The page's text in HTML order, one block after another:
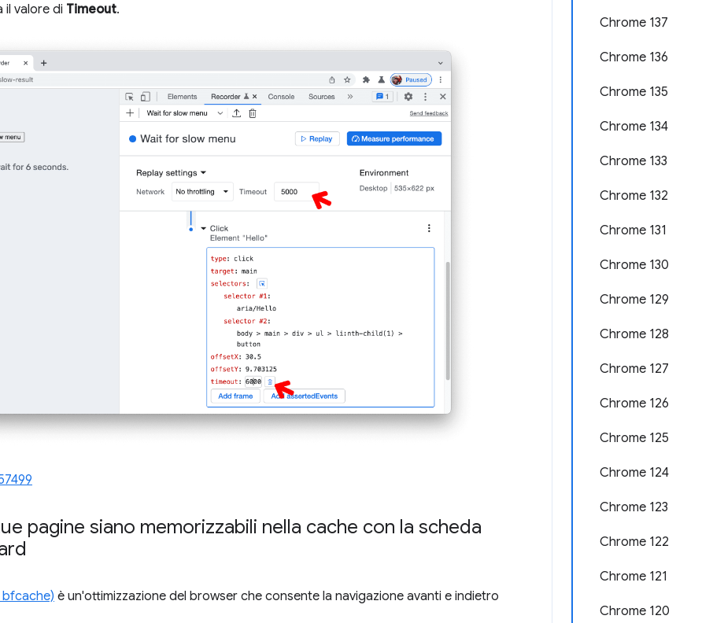
Chrome 137
Chrome 136
Chrome 135
Chrome 134
Chrome 133
Chrome 132
Chrome 131
Chrome 130
Chrome 129
Chrome 128
Chrome 127
Chrome 126
Chrome 125
Chrome 124
Chrome 123
Chrome 122
Chrome 121
Chrome 120
il valore di Timeout.
pagine siano memorizzabili nella cache con la scheda
è un'ottimizzazione del browser che consente la navigazione avanti e indietro